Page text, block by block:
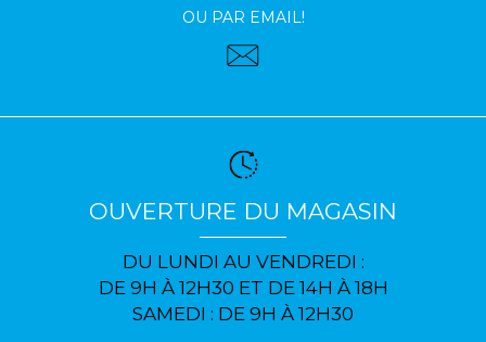
OU PAR EMAIL!
OUVERTURE DU MAGASIN
DU LUNDI AU VENDREDI :
DE 9H À 12H30 ET DE 14H À 18H
SAMEDI : DE 9H À 12H30